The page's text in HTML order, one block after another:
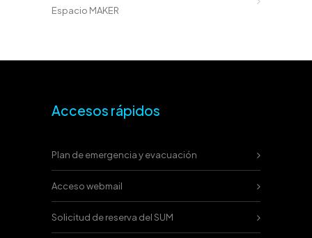
Espacio MAKER
Accesos rápidos
Plan de emergencia y evacuación
Acceso webmail
Solicitud de reserva del SUM